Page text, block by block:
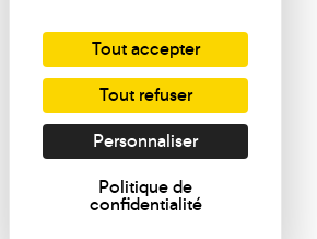
Tout accepter
Tout refuser
Personnaliser
Politique de
confidentialité